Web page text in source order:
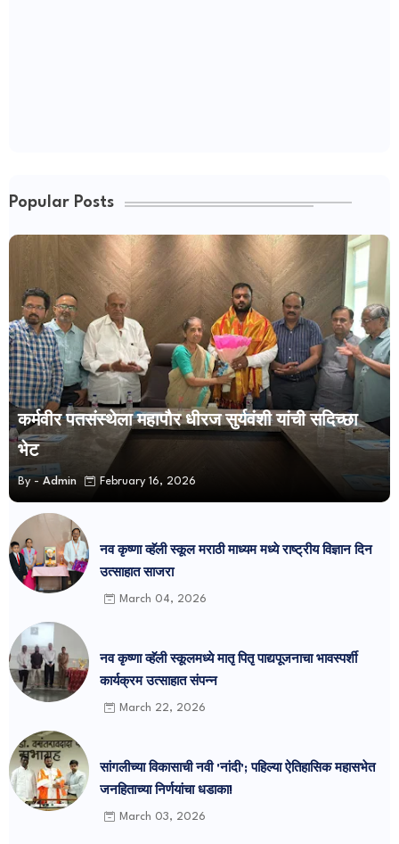
Popular Posts
कर्मवीर पतसंस्थेला महापौर धीरज सुर्यवंशी यांची सदिच्छा
भेट
By - Admin February 16, 2026
नव कृष्णा व्हॅली स्कूल मराठी माध्यम मध्ये राष्ट्रीय विज्ञान दिन
उत्साहात साजरा
March 04, 2026
नव कृष्णा व्हॅली स्कूलमध्ये मातृ पितृ पाद्यपूजनाचा भावस्पर्शी
कार्यक्रम उत्साहात संपन्न
March 22, 2026
सांगलीच्या विकासाची नवी 'नांदी'; पहिल्या ऐतिहासिक महासभेत
जनहिताच्या निर्णयांचा धडाका!
March 03, 2026